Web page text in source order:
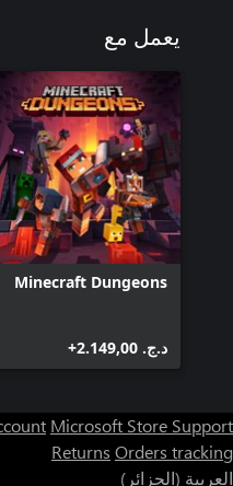
يعمل مع
Minecraft Dungeons
د.ج.‏ 2.149,00+
Microsoft Store Support
Returns Orders tracking
العربية (الجزائر)